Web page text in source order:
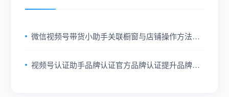
微信视频号带货小助手关联橱窗与店铺操作方法分
视频号认证助手品牌认证官方品牌认证提升品牌可